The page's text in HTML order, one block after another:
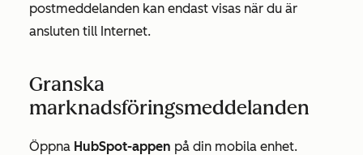
postmeddelanden kan endast visas när du är
ansluten till Internet.
Granska
marknadsföringsmeddelanden
Öppna HubSpot-appen på din mobila enhet.